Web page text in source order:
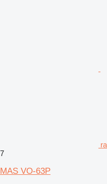
7
MAS VO-63P